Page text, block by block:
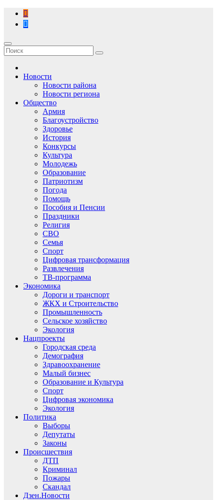
Перейти
содержимому
Новости
Новости района
Новости региона
Общество
Армия
Благоустройство
Здоровье
История
Конкурсы
Культура
Молодежь
Образование
Патриотизм
Погода
Помощь
Пособия и Пенсии
Праздники
Религия
СВО
Семья
Спорт
Цифровая трансформация
Развлечения
ТВ-программа
Экономика
Дороги и транспорт
ЖКХ и Строительство
Промышленность
Сельское хозяйство
Экология
Нацпроекты
Городская среда
Демография
Здравоохранение
Малый бизнес
Образование и Культура
Спорт
Цифровая экономика
Экология
Политика
Выборы
Депутаты
Законы
Происшествия
ДТП
Криминал
Пожары
Скандал
Дзен.Новости